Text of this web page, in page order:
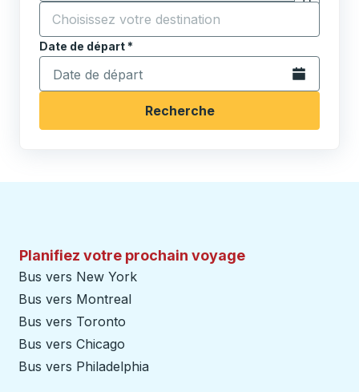
Cliquez
Commencez à saisir la ville de destination pour
Date de départ*
Tapez la date au format date Barre oblique du mois à
Ouvrez le
Recherche
Planifiez votre prochain voyage
Bus vers New York
Bus vers Montreal
Bus vers Toronto
Bus vers Chicago
Bus vers Philadelphia